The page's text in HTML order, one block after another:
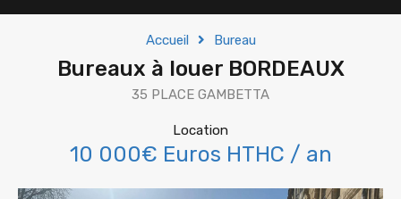
Accueil Bureau
Bureaux à louer BORDEAUX
35 PLACE GAMBETTA
Location
10 000€ Euros HTHC / an